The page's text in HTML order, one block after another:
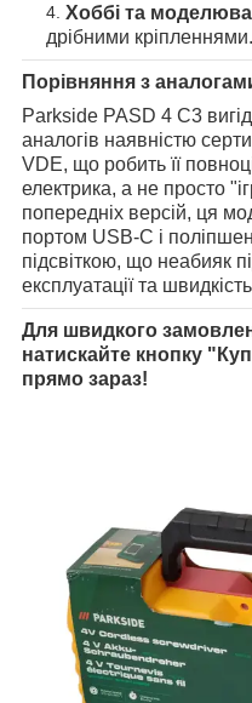
Хоббі та
дрібними кріпленнями.
Порівняння з
Parkside PASD 4 C3
аналогів наявністю
VDE, що робить її
електрика, а не просто
попередніх версій, ця
портом USB-C і
підсвіткою, що неабияк
експлуатації та
Для швидкого
натискайте кнопку
прямо зараз!